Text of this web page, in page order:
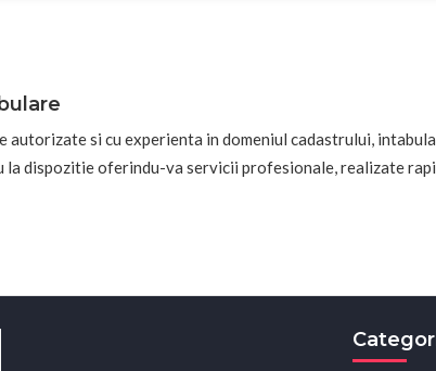
autorizate si cu experienta in domeniul cadastrului,
la dispozitie oferindu-va servicii profesionale, realizate